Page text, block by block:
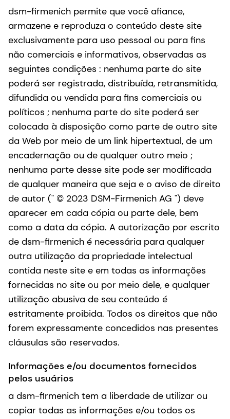
dsm-firmenich permite que você afiance,
armazene e reproduza o conteúdo deste site
exclusivamente para uso pessoal ou para fins
não comerciais e informativos, observadas as
seguintes condições : nenhuma parte do site
poderá ser registrada, distribuída, retransmitida,
difundida ou vendida para fins comerciais ou
políticos ; nenhuma parte do site poderá ser
colocada à disposição como parte de outro site
da Web por meio de um link hipertextual, de um
encadernação ou de qualquer outro meio ;
nenhuma parte desse site pode ser modificada
de qualquer maneira que seja e o aviso de direito
de autor (" © 2023 DSM-Firmenich AG ") deve
aparecer em cada cópia ou parte dele, bem
como a data da cópia. A autorização por escrito
de dsm-firmenich é necessária para qualquer
outra utilização da propriedade intelectual
contida neste site e em todas as informações
fornecidas no site ou por meio dele, e qualquer
utilização abusiva de seu conteúdo é
estritamente proibida. Todos os direitos que não
forem expressamente concedidos nas presentes
cláusulas são reservados.
Informações e/ou documentos fornecidos
pelos usuários
a dsm-firmenich tem a liberdade de utilizar ou
copiar todas as informações e/ou todos os